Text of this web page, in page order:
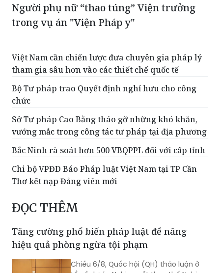
Người phụ nữ “thao túng” Viện trưởng
trong vụ án "Viện Pháp y"
Việt Nam cần chiến lược đưa chuyên gia pháp lý
tham gia sâu hơn vào các thiết chế quốc tế
Bộ Tư pháp trao Quyết định nghỉ hưu cho công
chức
Sở Tư pháp Cao Bằng tháo gỡ những khó khăn,
vướng mắc trong công tác tư pháp tại địa phương
Bắc Ninh rà soát hơn 500 VBQPPL đối với cấp tỉnh
Chi bộ VPĐD Báo Pháp luật Việt Nam tại TP Cần
Thơ kết nạp Đảng viên mới
ĐỌC THÊM
Tăng cường phổ biến pháp luật để nâng
hiệu quả phòng ngừa tội phạm
Chiều 6/8, Quốc hội (QH) thảo luận ở